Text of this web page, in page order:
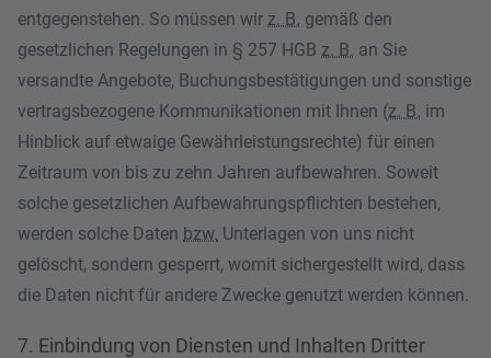
entgegenstehen. So müssen wir z. B. gemäß den
gesetzlichen Regelungen in § 257 HGB z. B. an Sie
versandte Angebote, Buchungsbestätigungen und sonstige
vertragsbezogene Kommunikationen mit Ihnen (z. B. im
Hinblick auf etwaige Gewährleistungsrechte) für einen
Zeitraum von bis zu zehn Jahren aufbewahren. Soweit
solche gesetzlichen Aufbewahrungspflichten bestehen,
werden solche Daten bzw. Unterlagen von uns nicht
gelöscht, sondern gesperrt, womit sichergestellt wird, dass
die Daten nicht für andere Zwecke genutzt werden können.
7. Einbindung von Diensten und Inhalten Dritter